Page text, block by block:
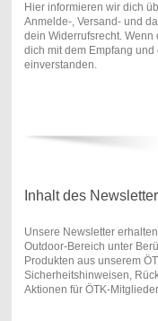
Hier informieren wir dich
Anmelde-, Versand- und
dein Widerrufsrecht.
dich mit dem Empfang
einverstanden.
Inhalt des
Unsere Newsletter
Outdoor-Bereich unter
Produkten aus unserem
Sicherheitshinweisen,
Aktionen für ÖTK-